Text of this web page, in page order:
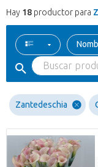
Hay 18 productor para
Zantedeschia